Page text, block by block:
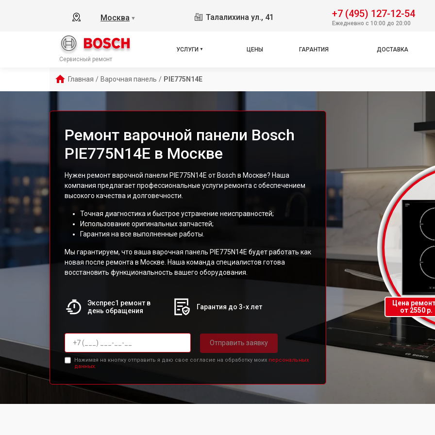
Москва ▼ Талалихина ул., 41 +7 (495) 127-12-54
Ежедневно с 10:00 до 20:00
Сервисный ремонт
УСЛУГИ ЦЕНЫ ГАРАНТИЯ ДОСТАВКА
Главная / Варочная панель / PIE775N14E
Ремонт варочной панели Bosch
PIE775N14E в Москве
Нужен ремонт варочной панели PIE775N14E от Bosch в Москве? Наша
компания предлагает профессиональные услуги ремонта с обеспечением
высокого качества и долговечности.
Точная диагностика и быстрое устранение неисправностей;
Использование оригинальных запчастей;
Гарантия на все выполненные работы.
Мы гарантируем, что ваша варочная панель PIE775N14E будет работать как
новая после ремонта в Москве. Наша команда специалистов готова
восстановить функциональность вашего оборудования.
Экспрес1 ремонт в
день обращения
Гарантия до 3-х лет
Отправить заявку
Нажимая на кнопку отправить я даю свое согласие на обработку моих персональных
данных.
Цена
от 2550 р.